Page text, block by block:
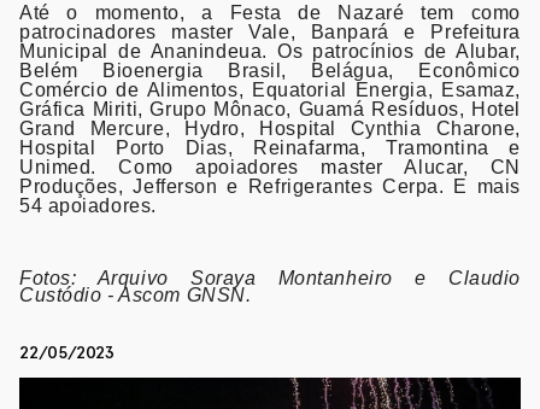
Até o momento, a Festa de Nazaré tem como
patrocinadores master Vale, Banpará e Prefeitura
Municipal de Ananindeua. Os patrocínios de Alubar,
Belém Bioenergia Brasil, Belágua, Econômico
Comércio de Alimentos, Equatorial Energia, Esamaz,
Gráfica Miriti, Grupo Mônaco, Guamá Resíduos, Hotel
Grand Mercure, Hydro, Hospital Cynthia Charone,
Hospital Porto Dias, Reinafarma, Tramontina e
Unimed. Como apoiadores master Alucar, CN
Produções, Jefferson e Refrigerantes Cerpa. E mais
54 apoiadores.
Fotos: Arquivo Soraya Montanheiro e Claudio
Custódio - Ascom GNSN.
22/05/2023